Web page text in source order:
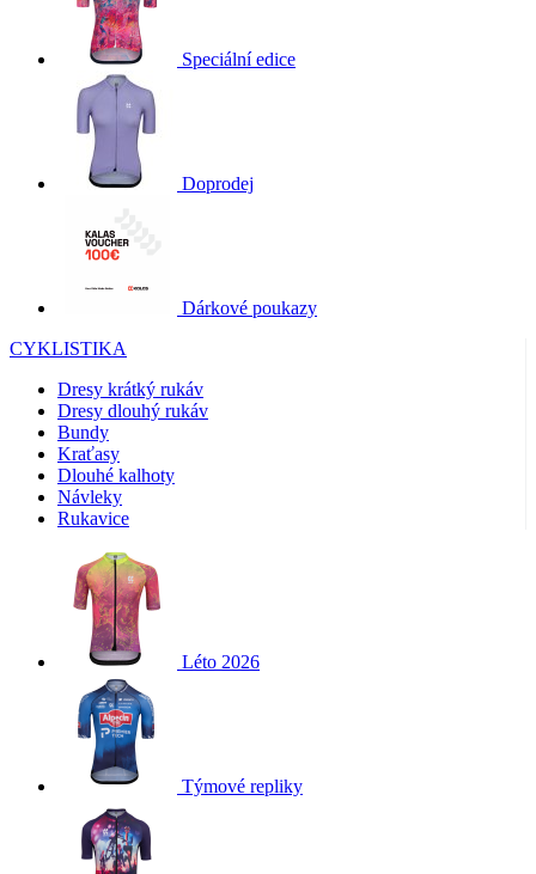
Speciální edice
Doprodej
Dárkové poukazy
CYKLISTIKA
Dresy krátký rukáv
Dresy dlouhý rukáv
Bundy
Kraťasy
Dlouhé kalhoty
Návleky
Rukavice
Léto 2026
Týmové repliky